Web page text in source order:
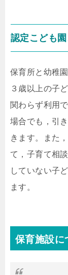
認定こども
保育所と幼稚
３歳以上の子
関わらず利用
場合でも，引
きます。また
て，子育て相
していない子
ます。
保育施設に